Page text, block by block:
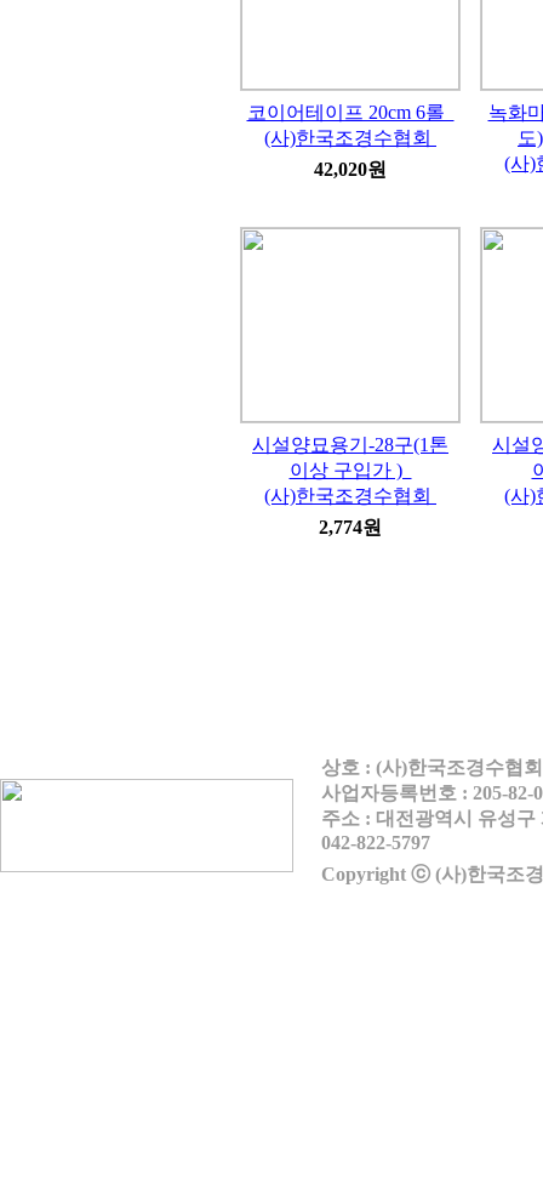
코이어테이프 20cm 6롤
(사)한국조경수협회
42,020원
녹화
도
(사)
시설양묘용기-28구(1톤
이상 구입가 )
(사)한국조경수협회
2,774원
시설
(사)
상호 : (사)한국조경수협
사업자등록번호 : 205-
주소 : 대전광역시 유성
042-822-5797
Copyright ⓒ (사)한국조